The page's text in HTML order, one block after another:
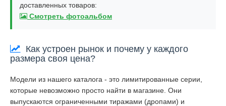
доставленных товаров:
Смотреть фотоальбом
Как устроен рынок и почему у каждого
размера своя цена?
Модели из нашего каталога - это лимитированные серии,
которые невозможно просто найти в магазине. Они
выпускаются ограниченными тиражами (дропами) и